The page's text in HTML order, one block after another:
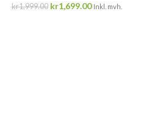
kr1,999.00 kr1,699.00 Inkl. mvh.